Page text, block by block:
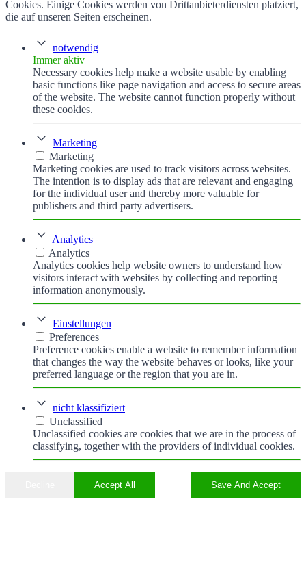
Cookies. Einige Cookies werden von Drittanbieterdiensten platziert,
die auf unseren Seiten erscheinen.
notwendig
Immer aktiv
Necessary cookies help make a website usable by enabling
basic functions like page navigation and access to secure areas
of the website. The website cannot function properly without
these cookies.
Marketing
Marketing
Marketing cookies are used to track visitors across websites.
The intention is to display ads that are relevant and engaging
for the individual user and thereby more valuable for
publishers and third party advertisers.
Analytics
Analytics
Analytics cookies help website owners to understand how
visitors interact with websites by collecting and reporting
information anonymously.
Einstellungen
Preferences
Preference cookies enable a website to remember information
that changes the way the website behaves or looks, like your
preferred language or the region that you are in.
nicht klassifiziert
Unclassified
Unclassified cookies are cookies that we are in the process of
classifying, together with the providers of individual cookies.
Accept All Save And Accept